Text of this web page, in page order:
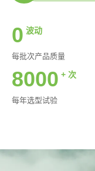
0 波动
每批次产品质量
8000 + 次
每年选型试验